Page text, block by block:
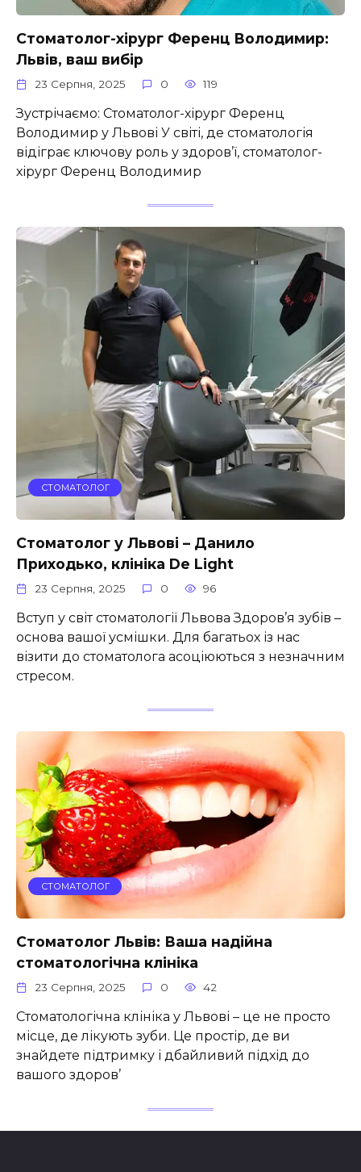
Стоматолог-хірург Ференц Володимир:
Львів, ваш вибір
23 Серпня, 2025 0 119
Зустрічаємо: Стоматолог-хірург Ференц
Володимир у Львові У світі, де стоматологія
відіграє ключову роль у здоров’ї, стоматолог-
хірург Ференц Володимир
СТОМАТОЛОГ
Стоматолог у Львові – Данило
Приходько, клініка De Light
23 Серпня, 2025 0 96
Вступ у світ стоматології Львова Здоров’я зубів –
основа вашої усмішки. Для багатьох із нас
візити до стоматолога асоціюються з незначним
стресом.
СТОМАТОЛОГ
Стоматолог Львів: Ваша надійна
стоматологічна клініка
23 Серпня, 2025 0 42
Стоматологічна клініка у Львові – це не просто
місце, де лікують зуби. Це простір, де ви
знайдете підтримку і дбайливий підхід до
вашого здоров’